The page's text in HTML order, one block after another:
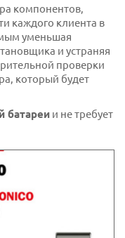
компонентов,
каждого клиента в
уменьшая
и устраняя
проверки
который будет
батареи и не требует